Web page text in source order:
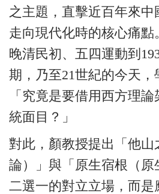
之主題，直擊近百年來
走向現代化時的核心痛點
晚清民初、五四運動到
期，乃至21世紀的今天，
「究竟是要借用西方理
統面目？」
對此，顏教授提出「他山
論）」與「原生宿根（原
二選一的對立立場，而